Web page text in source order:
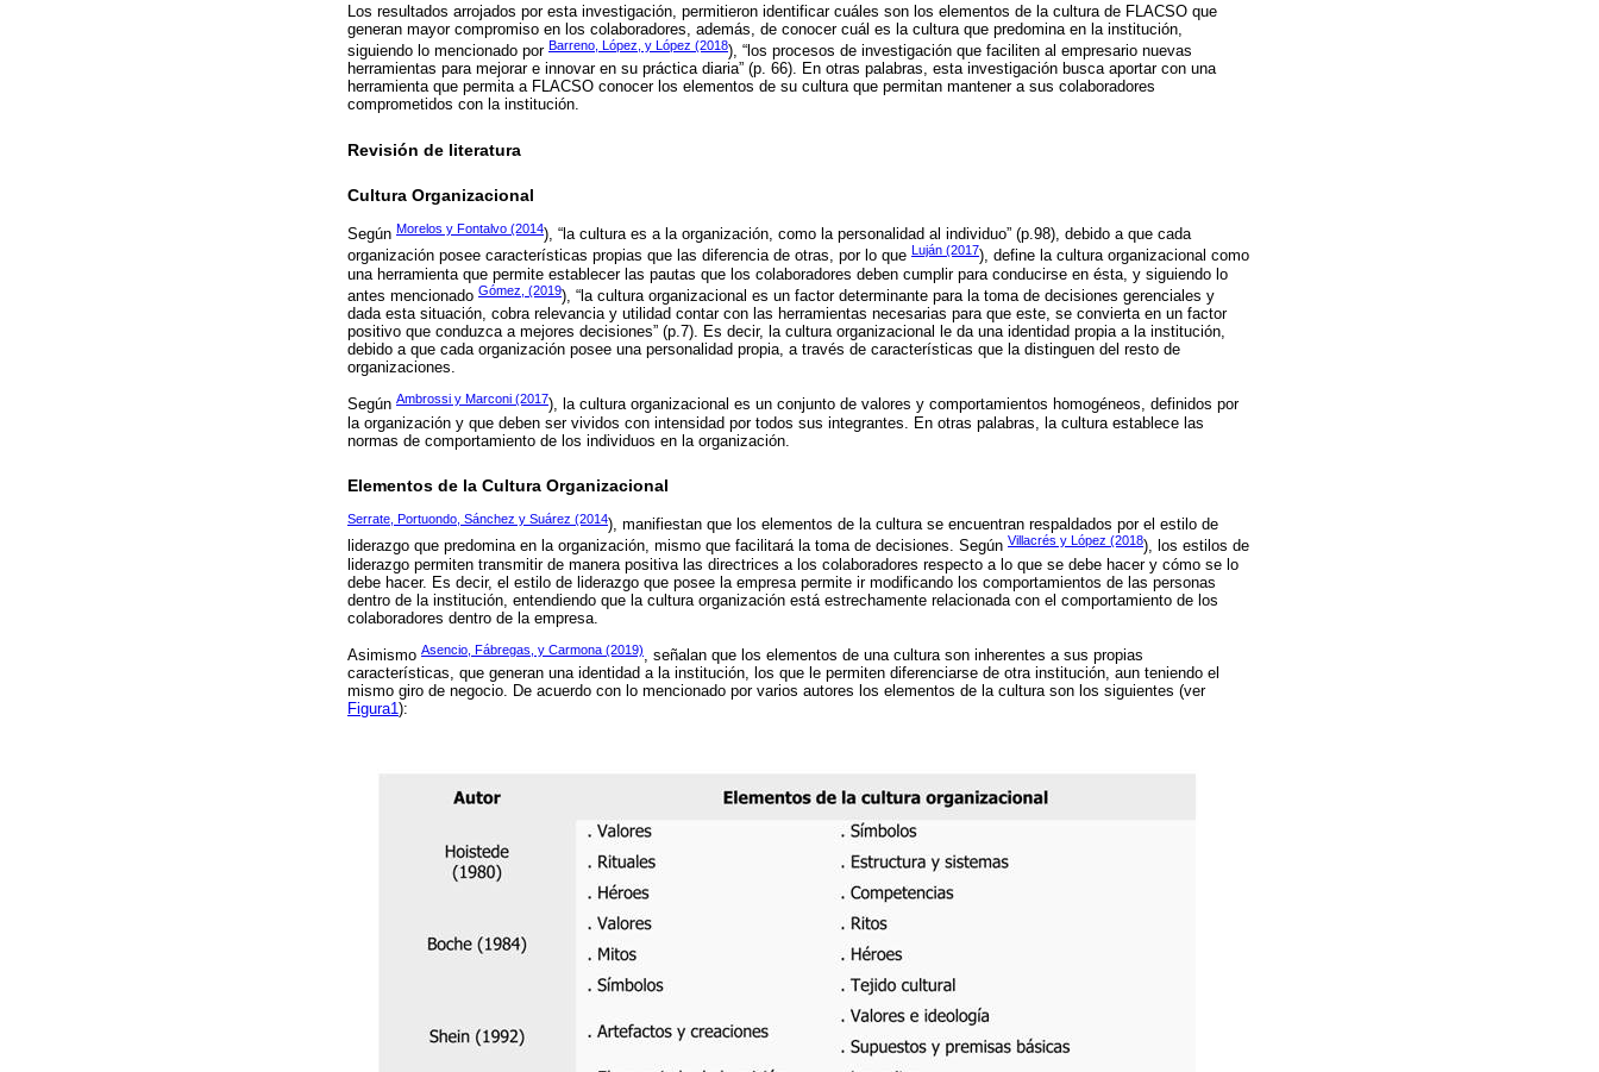
Los resultados arrojados por esta investigación, permitieron identificar cuáles son los elementos de la cultura de FLACSO que
generan mayor compromiso en los colaboradores, además, de conocer cuál es la cultura que predomina en la institución,
siguiendo lo mencionado por Barreno, López, y López (2018), “los procesos de investigación que faciliten al empresario nuevas
herramientas para mejorar e innovar en su práctica diaria” (p. 66). En otras palabras, esta investigación busca aportar con una
herramienta que permita a FLACSO conocer los elementos de su cultura que permitan mantener a sus colaboradores
comprometidos con la institución.
Revisión de literatura
Cultura Organizacional
Según Morelos y Fontalvo (2014), “la cultura es a la organización, como la personalidad al individuo” (p.98), debido a que cada
organización posee características propias que las diferencia de otras, por lo que
Luján (2017), define la cultura organizacional como
una herramienta que permite establecer las pautas que los colaboradores deben cumplir para conducirse en ésta, y siguiendo lo
antes mencionado Gómez, (2019), “la cultura organizacional es un factor determinante para la toma de decisiones gerenciales y
dada esta situación, cobra relevancia y utilidad contar con las herramientas necesarias para que este, se convierta en un factor
positivo que conduzca a mejores decisiones” (p.7). Es decir, la cultura organizacional le da una identidad propia a la institución,
debido a que cada organización posee una personalidad propia, a través de características que la distinguen del resto de
organizaciones.
Según Ambrossi y Marconi (2017), la cultura organizacional es un conjunto de valores y comportamientos homogéneos, definidos por
la organización y que deben ser vividos con intensidad por todos sus integrantes. En otras palabras, la cultura establece las
normas de comportamiento de los individuos en la organización.
Elementos de la Cultura Organizacional
Serrate, Portuondo, Sánchez y Suárez (2014), manifiestan que los elementos de la cultura se encuentran respaldados por el estilo de
liderazgo que predomina en la organización, mismo que facilitará la toma de decisiones. Según Villacrés y López (2018), los estilos de
liderazgo permiten transmitir de manera positiva las directrices a los colaboradores respecto a lo que se debe hacer y cómo se lo
debe hacer. Es decir, el estilo de liderazgo que posee la empresa permite ir modificando los comportamientos de las personas
dentro de la institución, entendiendo que la cultura organización está estrechamente relacionada con el comportamiento de los
colaboradores dentro de la empresa.
Asimismo Asencio, Fábregas, y Carmona (2019), señalan que los elementos de una cultura son inherentes a sus propias
características, que generan una identidad a la institución, los que le permiten diferenciarse de otra institución, aun teniendo el
mismo giro de negocio. De acuerdo con lo mencionado por varios autores los elementos de la cultura son los siguientes (ver
Figura1):